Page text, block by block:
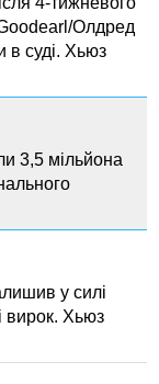
Олдред
в суді. Хьюз
3,5 мільйона
у силі
вирок. Хьюз